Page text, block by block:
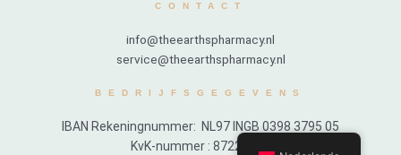
CONTACT
info@theearthspharmacy.nl
service@theearthspharmacy.nl
BEDRIJFSGEGEVENS
IBAN Rekeningnummer: NL97 INGB 0398 3795 05
KvK-nummer : 87222914